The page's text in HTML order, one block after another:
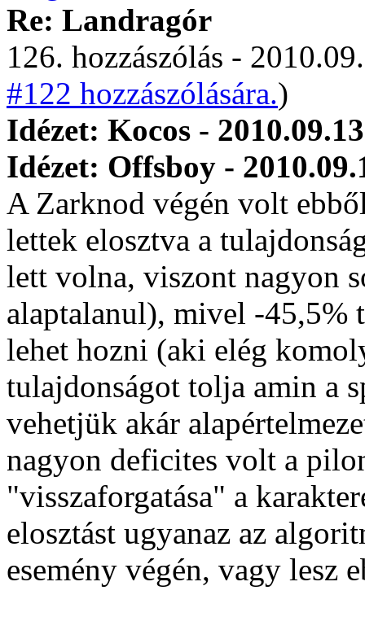
Re: Landragór
126. hozzászólás -
#122 hozzászólására.)
Idézet: Kocos -
Idézet: Offsboy -
A Zarknod végén volt
lettek elosztva a
lett volna, viszont nagyon
alaptalanul), mivel -45,5%
lehet hozni (aki elég
tulajdonságot tolja amin a
vehetjük akár
nagyon deficites volt a
"visszaforgatása" a
elosztást ugyanaz az
esemény végén, vagy lesz